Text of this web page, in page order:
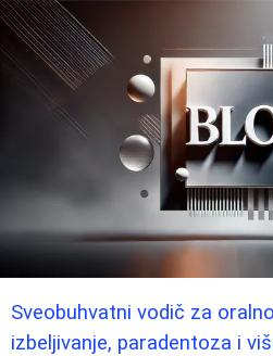
Sveobuhvatni vodič za
izbeljivanje, paradentoza i